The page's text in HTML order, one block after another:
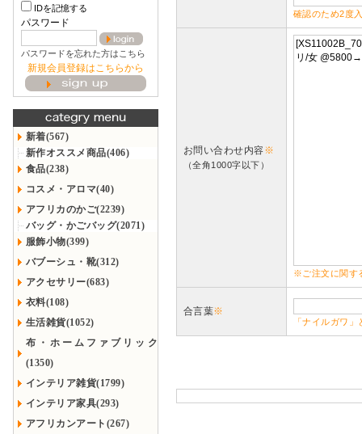
IDを記憶する
パスワード
パスワードを忘れた方はこちら
新規会員登録はこちらから
新着(567)
新作オススメ商品(406)
食品(238)
コスメ・アロマ(40)
アフリカのかご(2239)
バッグ・かごバッグ(2071)
服飾小物(399)
バブーシュ・靴(312)
アクセサリー(683)
衣料(108)
生活雑貨(1052)
布・ホームファブリック
(1350)
インテリア雑貨(1799)
インテリア家具(293)
アフリカンアート(267)
確認のため2度
お問い合わせ内容※
（全角1000字以下）
※ご注文に関す
合言葉※
「ナイルガワ